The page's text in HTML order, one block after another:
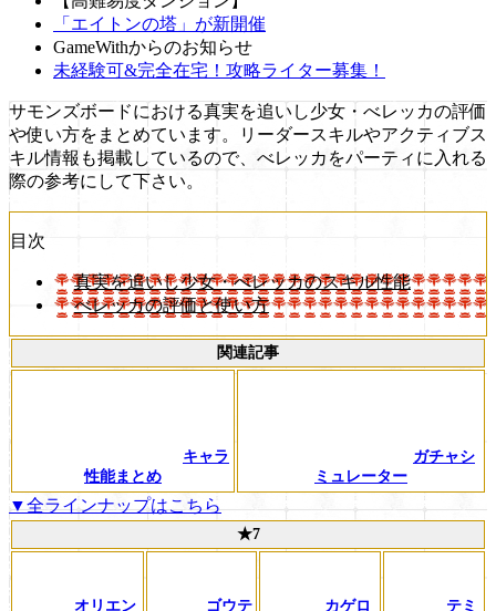
「エイトンの塔」が新開催
GameWithからのお知らせ
未経験可&完全在宅！攻略ライター募集！
サモンズボードにおける真実を追いし少女・べレッカの評価
や使い方をまとめています。リーダースキルやアクティブス
キル情報も掲載しているので、べレッカをパーティに入れる
際の参考にして下さい。
目次
真実を追いし少女・べレッカのスキル性能
べレッカの評価と使い方
関連記事
キャラ
性能まとめ
ガチャシ
ミュレーター
▼全ラインナップはこちら
★7
オリエン
ゴウテ
カゲロ
テミ